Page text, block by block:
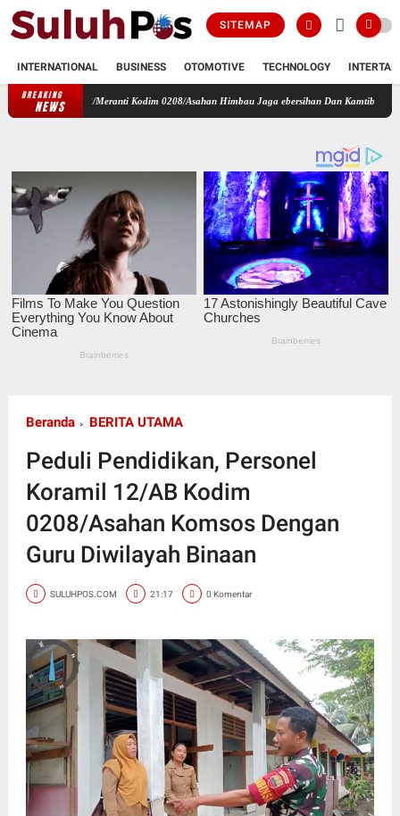
SITEMAP
INTERNATIONAL BUSINESS OTOMOTIVE TECHNOLOGY
BREAKING
NEWS
18/Meranti Kodim 0208/Asahan Himbau Jaga ebersihan Dan Kamtibmas Jalin
Beranda BERITA UTAMA
Peduli Pendidikan, Personel
Koramil 12/AB Kodim
0208/Asahan Komsos Dengan
Guru Diwilayah Binaan
SULUHPOS.COM 21:17 0 Komentar